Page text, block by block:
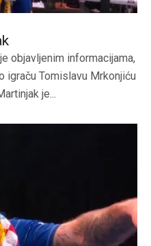
objavljenim informacijama,
igraču Tomislavu Mrkonjiću
je...